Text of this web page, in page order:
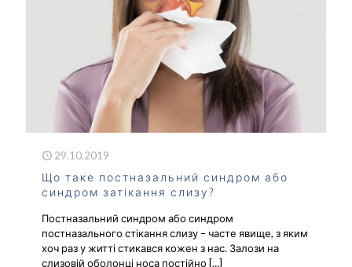
29.10.2019
Що таке постназальний синдром або
синдром затікання слизу?
Постназальний синдром або синдром
постназального стікання слизу – часте явище, з яким
хоч раз у житті стикався кожен з нас. Залози на
слизовій оболонці носа постійно […]